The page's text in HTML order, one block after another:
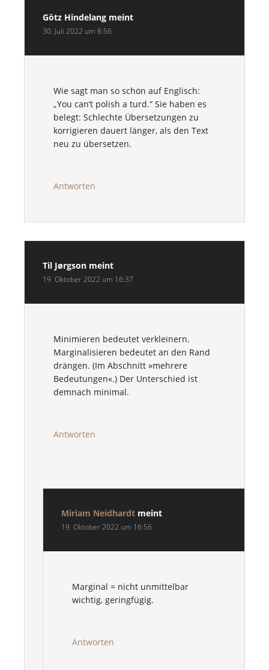
Götz Hindelang meint
30. Juli 2022 um 8:56
Wie sagt man so schön auf Englisch:
„You can’t polish a turd.“ Sie haben es
belegt: Schlechte Übersetzungen zu
korrigieren dauert länger, als den Text
neu zu übersetzen.
Antworten
Til Jørgson meint
19. Oktober 2022 um 16:37
Minimieren bedeutet verkleinern.
Marginalisieren bedeutet an den Rand
drängen. (Im Abschnitt »mehrere
Bedeutungen«.) Der Unterschied ist
demnach minimal.
Antworten
Miriam Neidhardt meint
19. Oktober 2022 um 16:56
Marginal = nicht unmittelbar
wichtig, geringfügig.
Antworten